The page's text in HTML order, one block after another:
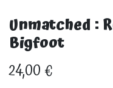
Unmatched :
Bigfoot
24,00€